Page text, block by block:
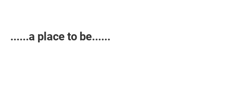
......a place to be......